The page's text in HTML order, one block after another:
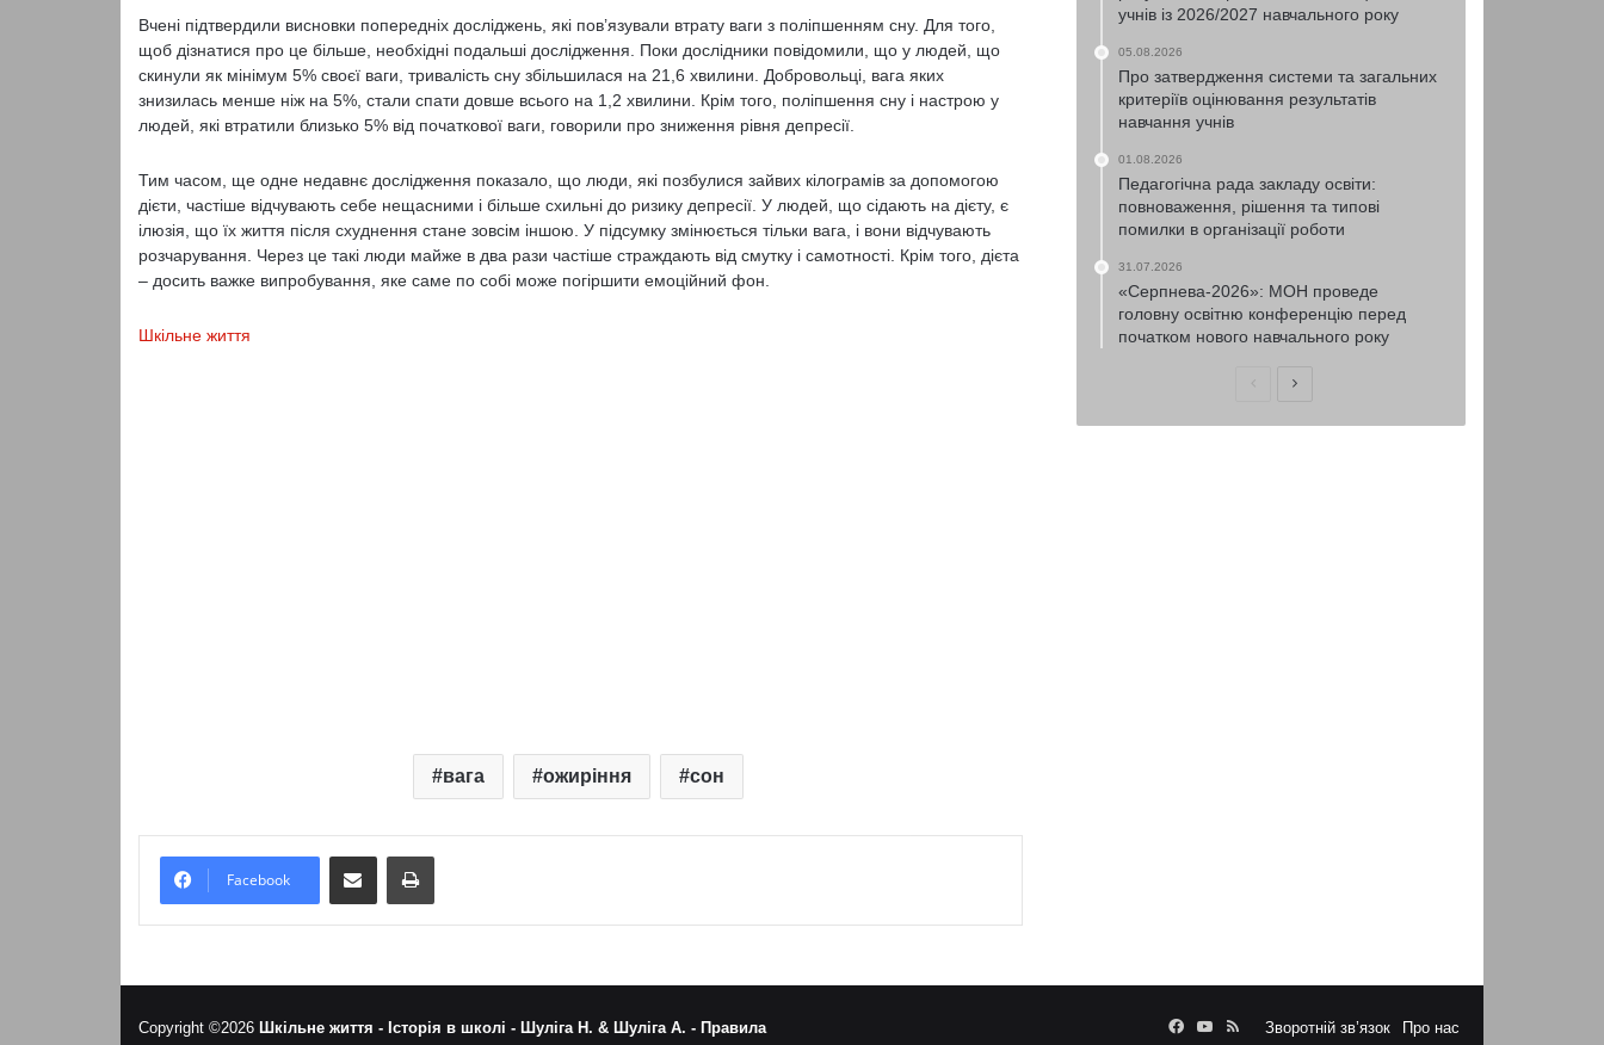
Вчені підтвердили висновки попередніх досліджень, які пов’язували втрату ваги з поліпшенням сну. Для того,
щоб дізнатися про це більше, необхідні подальші дослідження. Поки дослідники повідомили, що у людей, що
скинули як мінімум 5% своєї ваги, тривалість сну збільшилася на 21,6 хвилини. Добровольці, вага яких
знизилась менше ніж на 5%, стали спати довше всього на 1,2 хвилини. Крім того, поліпшення сну і настрою у
людей, які втратили близько 5% від початкової ваги, говорили про зниження рівня депресії.
Тим часом, ще одне недавнє дослідження показало, що люди, які позбулися зайвих кілограмів за допомогою
дієти, частіше відчувають себе нещасними і більше схильні до ризику депресії. У людей, що сідають на дієту, є
ілюзія, що їх життя після схуднення стане зовсім іншою. У підсумку змінюється тільки вага, і вони відчувають
розчарування. Через це такі люди майже в два рази частіше страждають від смутку і самотності. Крім того, дієта
– досить важке випробування, яке саме по собі може погіршити емоційний фон.
Шкільне життя
вага ожиріння сон
Facebook
Надіслати електронною поштоюНадрукувати
учнів із 2026/2027 навчального року
05.08.2026
Про затвердження системи та загальних
критеріїв оцінювання результатів
навчання учнів
01.08.2026
Педагогічна рада закладу освіти:
повноваження, рішення та типові
помилки в організації роботи
31.07.2026
«Серпнева-2026»: МОН проведе
головну освітню конференцію перед
початком нового навчального року
ПопередняНаступна
Copyright ©2026 Шкільне життя - Історія в школі - Шуліга Н. & Шуліга А. - Правила Зворотній зв’язок Про нас
FacebookYouTube
RSS